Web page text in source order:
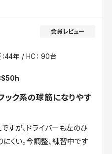
44年
HC： 90台
ック系の球筋になりやす
すが、ドライバーも左のひ
くい。今調整、練習中です